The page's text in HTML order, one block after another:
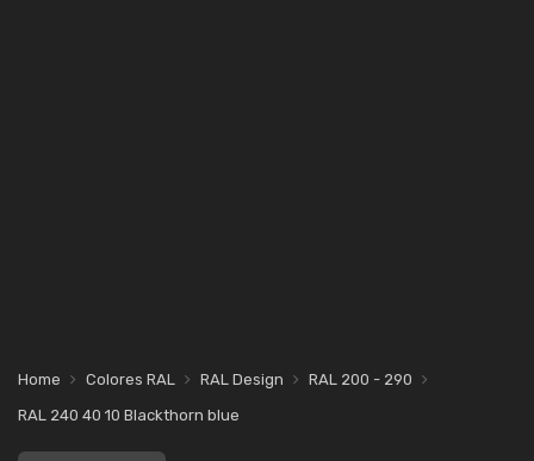
Home Colores RAL RAL Design
RAL 200 - 290
RAL 240 40 10 Blackthorn blue